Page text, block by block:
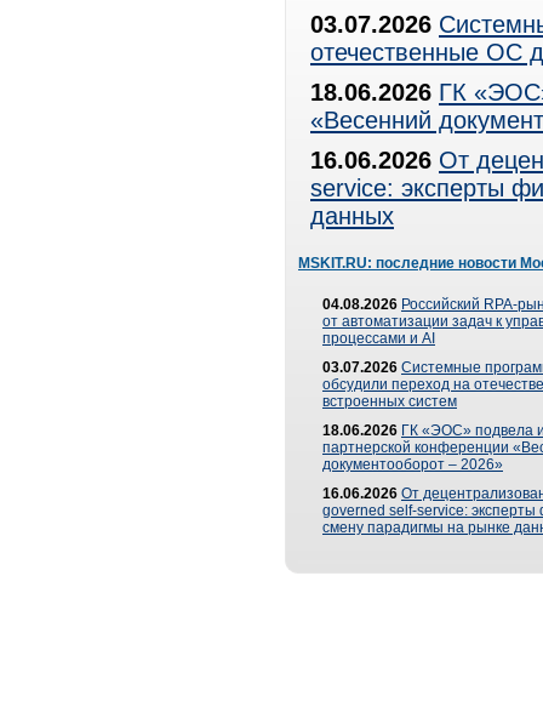
03.07.2026
отечественные ОС
18.06.2026 ГК
«Весенний
16.06.2026 От
service: эксперты
данных
MSKIT.RU: последние новости
04.08.2026 Российский RPA-
от автоматизации задач к
процессами и AI
03.07.2026 Системные
обсудили переход на
встроенных систем
18.06.2026 ГК «ЭОС» подвела
партнерской конференции
документооборот – 2026»
16.06.2026 От
governed self-service: эксперты
смену парадигмы на рынке